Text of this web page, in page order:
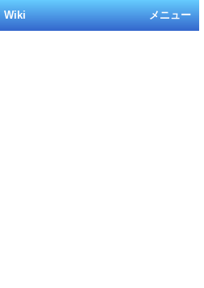
メニュー
Wiki